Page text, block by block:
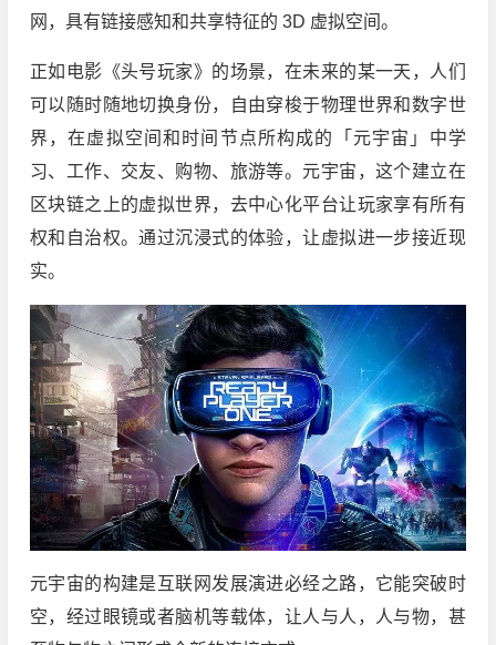
网，具有链接感知和共享特征的 3D 虚拟空间。
正如电影《头号玩家》的场景，在未来的某一天，人们
可以随时随地切换身份，自由穿梭于物理世界和数字世
界，在虚拟空间和时间节点所构成的「元宇宙」中学
习、工作、交友、购物、旅游等。元宇宙，这个建立在
区块链之上的虚拟世界，去中心化平台让玩家享有所有
权和自治权。通过沉浸式的体验，让虚拟进一步接近现
实。
元宇宙的构建是互联网发展演进必经之路，它能突破时
空，经过眼镜或者脑机等载体，让人与人，人与物，甚